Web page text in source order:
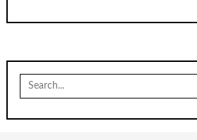
Search
for: